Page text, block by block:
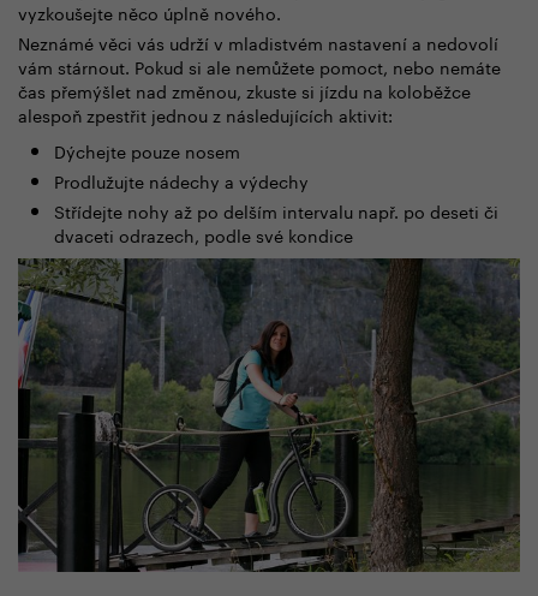
vyzkoušejte něco úplně nového.
Neznámé věci vás udrží v mladistvém nastavení a nedovolí
vám stárnout. Pokud si ale nemůžete pomoct, nebo nemáte
čas přemýšlet nad změnou, zkuste si jízdu na koloběžce
alespoň zpestřit jednou z následujících aktivit:
Dýchejte pouze nosem
Prodlužujte nádechy a výdechy
Střídejte nohy až po delším intervalu např. po deseti či
dvaceti odrazech, podle své kondice